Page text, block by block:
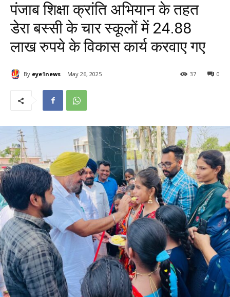
पंजाब शिक्षा क्रांति अभियान के तहत
डेरा बस्सी के चार स्कूलों में 24.88
लाख रुपये के विकास कार्य करवाए गए
By eye1news May 26, 2025 0
37